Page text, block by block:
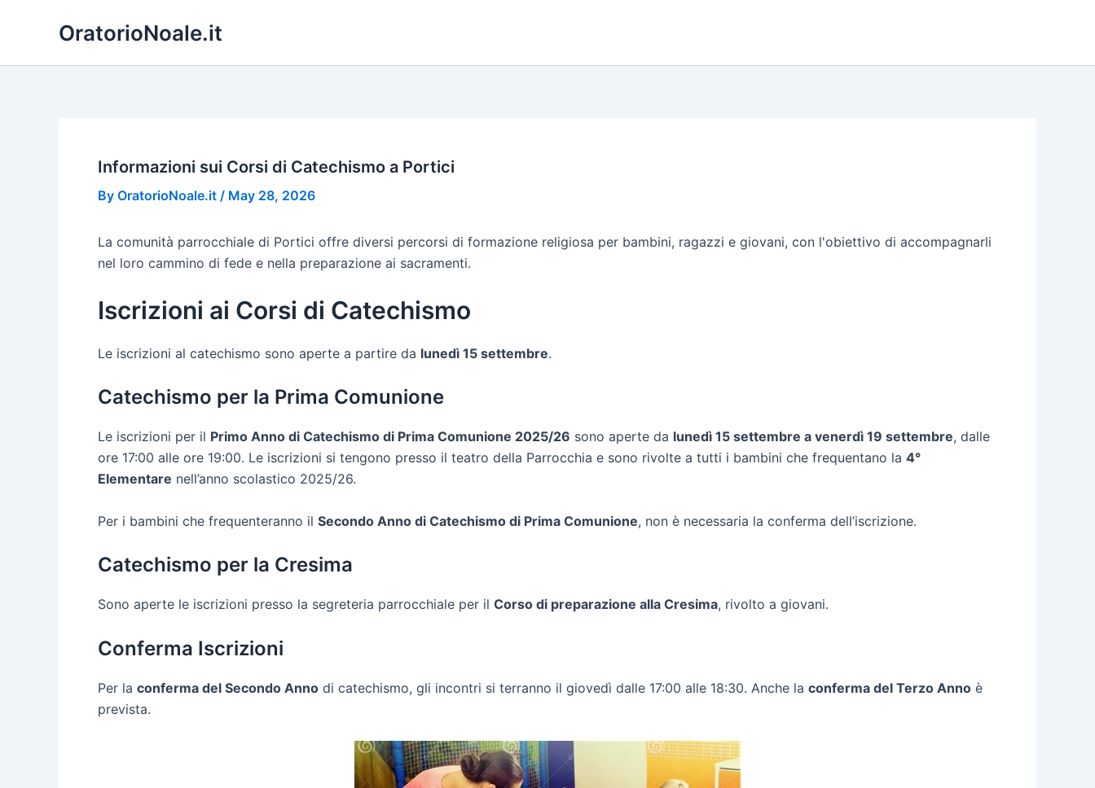
OratorioNoale.it
Informazioni sui Corsi di Catechismo a Portici
By OratorioNoale.it / May 28, 2026
La comunità parrocchiale di Portici offre diversi percorsi di formazione religiosa per bambini, ragazzi e giovani, con l'obiettivo di accompagnarli
nel loro cammino di fede e nella preparazione ai sacramenti.
Iscrizioni ai Corsi di Catechismo
Le iscrizioni al catechismo sono aperte a partire da lunedì 15 settembre.
Catechismo per la Prima Comunione
Le iscrizioni per il Primo Anno di Catechismo di Prima Comunione 2025/26 sono aperte da lunedì 15 settembre a venerdì 19 settembre, dalle
ore 17:00 alle ore 19:00. Le iscrizioni si tengono presso il teatro della Parrocchia e sono rivolte a tutti i bambini che frequentano la 4°
Elementare nell’anno scolastico 2025/26.
Per i bambini che frequenteranno il Secondo Anno di Catechismo di Prima Comunione, non è necessaria la conferma dell’iscrizione.
Catechismo per la Cresima
Sono aperte le iscrizioni presso la segreteria parrocchiale per il Corso di preparazione alla Cresima, rivolto a giovani.
Conferma Iscrizioni
Per la conferma del Secondo Anno di catechismo, gli incontri si terranno il giovedì dalle 17:00 alle 18:30. Anche la conferma del Terzo Anno è
prevista.